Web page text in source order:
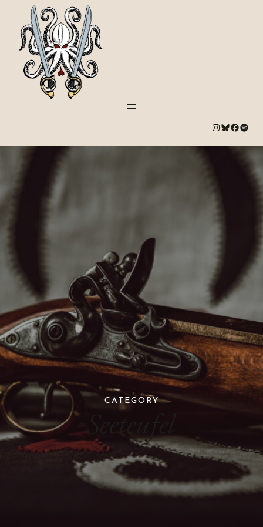
# Bluesky # Spotify
CATEGORY